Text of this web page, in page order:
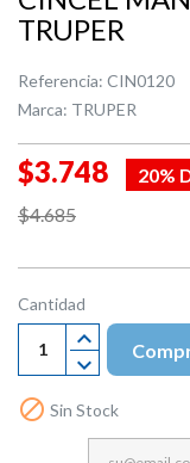
TRUPER
Referencia: CIN0120
Marca: TRUPER
$3.748
20%
$4.685
Cantidad
 Sin Stock